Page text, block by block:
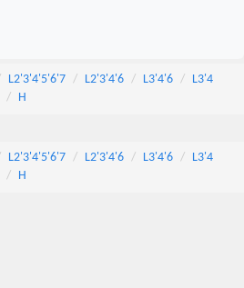
L2'3'4'5'6'7 L2'3'4'6 L3'4'6
L3'4
H
L2'3'4'5'6'7 L2'3'4'6 L3'4'6
L3'4
H